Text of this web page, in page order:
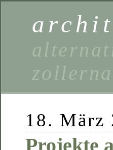
18. März
Projekte